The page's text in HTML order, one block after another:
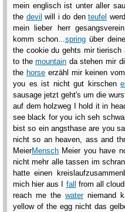
mein englisch ist unter aller
the devil will i do den teufel
mein lieber herr
komm schon... springüber
the cookie du gehts mir tierisch
to themountain da stehen mir
the horse erzähl mir keinen vom
you es ist nicht gut kirschen
sausage jetzt geht's um die
auf dem holzweg I hold it in
see black for you ich seh
bist so ein angsthase are you
nicht so an heaven, ass and
MeierMensch Meier you have
nicht mehr alle tassen im
hatte einen
mich hier aus I fall
from all
reach me the waterniemand
yellow of the egg nicht das